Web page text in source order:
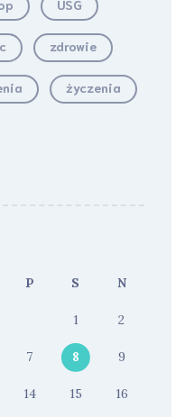
USG
zdrowie
życzenia
P S N
1 2
7 8 9
14 15 16